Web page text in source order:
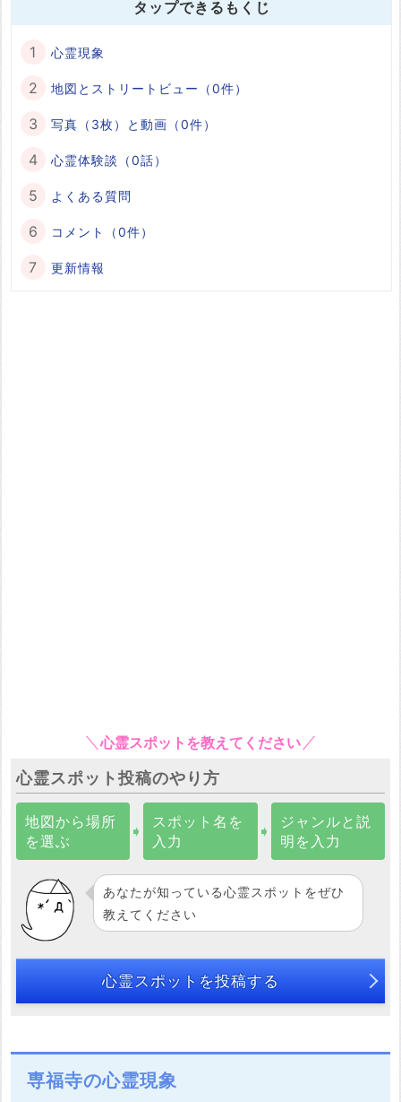
タップできるもくじ
心霊現象
地図とストリートビュー（0件）
写真（3枚）と動画（0件）
心霊体験談（0話）
よくある質問
コメント（0件）
更新情報
心霊スポットを教えてください
心霊スポット投稿のやり方
地図から場所
を選ぶ
➧
スポット名を
入力
➧
ジャンルと説
明を入力
あなたが知っている心霊スポットをぜひ
教えてください
心霊スポットを投稿する
専福寺の心霊現象